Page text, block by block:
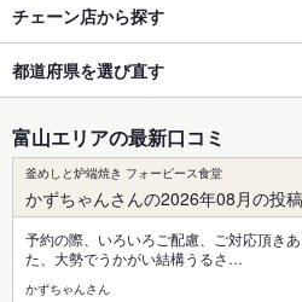
チェーン店から探す
都道府県を選び直す
富山エリアの最新口コミ
釜めしと炉端焼き フォーピース食堂
かずちゃんさんの2026年08月の投稿
予約の際、いろいろご配慮、ご対応頂き
た、大勢でうかがい結構うるさ…
かずちゃんさん